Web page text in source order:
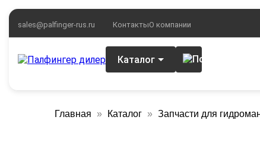
sales@palfinger-rus.ru КонтактыО компании
Каталог
Главная Каталог Запчасти для